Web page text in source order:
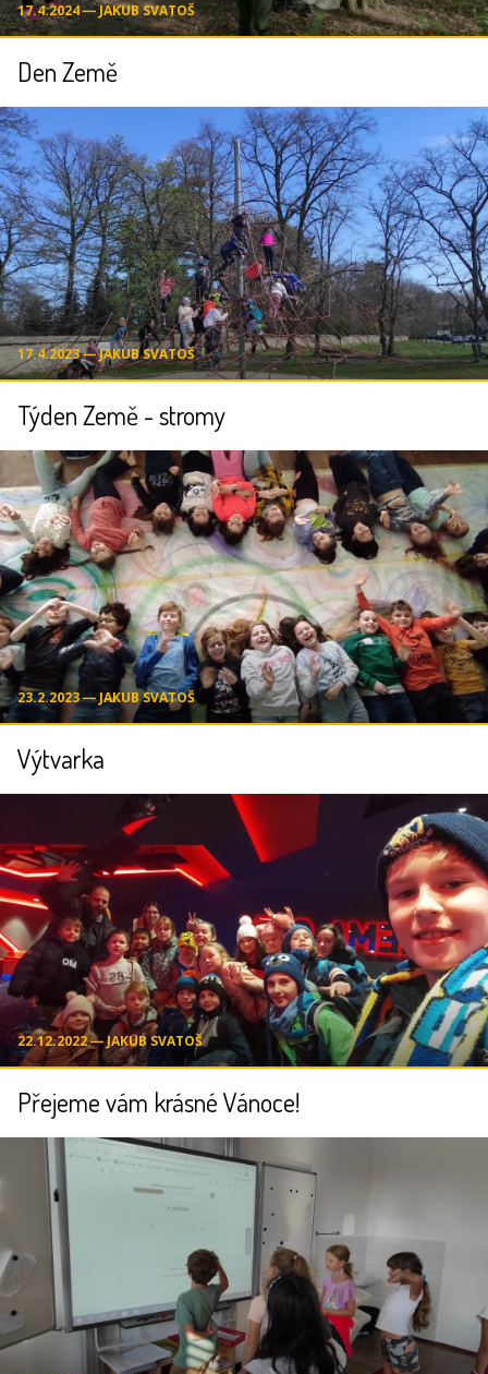
17.4.2024 ― JAKUB SVATOŠ
Den Země
17.4.2023 ― JAKUB SVATOŠ
Týden Země - stromy
23.2.2023 ― JAKUB SVATOŠ
Výtvarka
22.12.2022 ― JAKUB SVATOŠ
Přejeme vám krásné Vánoce!